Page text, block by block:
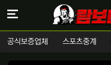
공식보증업체 스포츠중계